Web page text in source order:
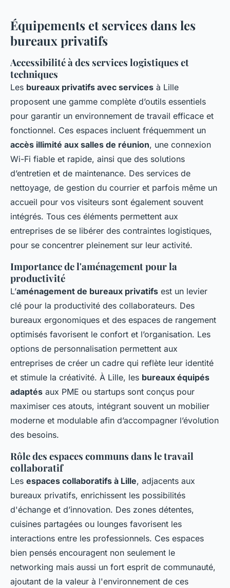
Équipements et services dans les
bureaux privatifs
Accessibilité à des services logistiques et
techniques
Les bureaux privatifs avec services à Lille
proposent une gamme complète d’outils essentiels
pour garantir un environnement de travail efficace et
fonctionnel. Ces espaces incluent fréquemment un
accès illimité aux salles de réunion, une connexion
Wi-Fi fiable et rapide, ainsi que des solutions
d’entretien et de maintenance. Des services de
nettoyage, de gestion du courrier et parfois même un
accueil pour vos visiteurs sont également souvent
intégrés. Tous ces éléments permettent aux
entreprises de se libérer des contraintes logistiques,
pour se concentrer pleinement sur leur activité.
Importance de l'aménagement pour la
productivité
L’aménagement de bureaux privatifs est un levier
clé pour la productivité des collaborateurs. Des
bureaux ergonomiques et des espaces de rangement
optimisés favorisent le confort et l’organisation. Les
options de personnalisation permettent aux
entreprises de créer un cadre qui reflète leur identité
et stimule la créativité. À Lille, les bureaux équipés
adaptés aux PME ou startups sont conçus pour
maximiser ces atouts, intégrant souvent un mobilier
moderne et modulable afin d’accompagner l’évolution
des besoins.
Rôle des espaces communs dans le travail
collaboratif
Les espaces collaboratifs à Lille, adjacents aux
bureaux privatifs, enrichissent les possibilités
d'échange et d’innovation. Des zones détentes,
cuisines partagées ou lounges favorisent les
interactions entre les professionnels. Ces espaces
bien pensés encouragent non seulement le
networking mais aussi un fort esprit de communauté,
ajoutant de la valeur à l'environnement de ces